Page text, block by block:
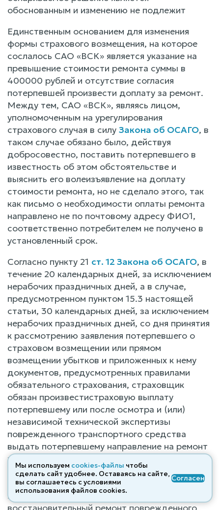
обоснованным и изменению не подлежит
Единственным основанием для изменения
формы страхового возмещения, на которое
сослалось САО «ВСК» является указание на
превышение стоимости ремонта суммы в
400000 рублей и отсутствие согласия
потерпевшей произвести доплату за ремонт.
Между тем, САО «ВСК», являясь лицом,
уполномоченным на урегулирования
страхового случая в силу Закона об ОСАГО, в
таком случае обязано было, действуя
добросовестно, поставить потерпевшего в
известность об этом обстоятельстве и
выяснить его волеизъявление на доплату
стоимости ремонта, но не сделало этого, так
как письмо о необходимости оплаты ремонта
направлено не по почтовому адресу ФИО1,
соответственно потребителем не получено в
установленный срок.
Согласно пункту 21 ст. 12 Закона об ОСАГО, в
течение 20 календарных дней, за исключением
нерабочих праздничных дней, а в случае,
предусмотренном пунктом 15.3 настоящей
статьи, 30 календарных дней, за исключением
нерабочих праздничных дней, со дня принятия
к рассмотрению заявления потерпевшего о
страховом возмещении или прямом
возмещении убытков и приложенных к нему
документов, предусмотренных правилами
обязательного страхования, страховщик
обязан произвестистраховую выплату
потерпевшему или после осмотра и (или)
независимой технической экспертизы
поврежденного транспортного средства
выдать потерпевшему направление на ремонт
транспортного средства с указанием станции
технического обслуживания, на которой будет
отремонтировано его транспортное средство
и которой страховщик оплатит
восстановительный ремонт поврежденного
Мы используем cookies-файлы чтобы
сделать сайт удобнее. Оставаясь на сайте,
вы соглашаетесь с условиями
использования файлов cооkies.
Согласен